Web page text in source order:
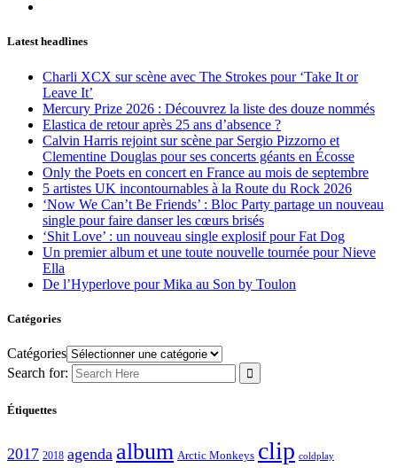
Latest headlines
Charli XCX sur scène avec The Strokes pour ‘Take It or
Leave It’
Mercury Prize 2026 : Découvrez la liste des douze nommés
Elastica de retour après 25 ans d’absence ?
Calvin Harris rejoint sur scène par Sergio Pizzorno et
Clementine Douglas pour ses concerts géants en Écosse
Only the Poets en concert en France au mois de septembre
5 artistes UK incontournables à la Route du Rock 2026
‘Now We Can’t Be Friends’ : Bloc Party partage un nouveau
single pour faire danser les cœurs brisés
‘Shit Love’ : un nouveau single explosif pour Fat Dog
Un premier album et une toute nouvelle tournée pour Nieve
Ella
De l’Hyperlove pour Mika au Son by Toulon
Catégories
Catégories
Search for:
Étiquettes
2017 2018 agenda album Arctic Monkeys clip coldplay